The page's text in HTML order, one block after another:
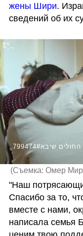
жены Шири.
сведений об их
(Съемка: Омер
"Наш
Спасибо за то,
вместе с нами,
написала семья